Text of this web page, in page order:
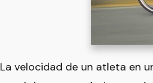
La velocidad de un atleta en